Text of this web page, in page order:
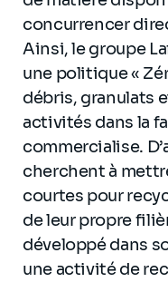
concurrencer
Ainsi, le groupe
une politique «
débris, granulats
activités dans la
commercialise.
cherchent à
courtes pour
de leur propre
développé dans
une activité de